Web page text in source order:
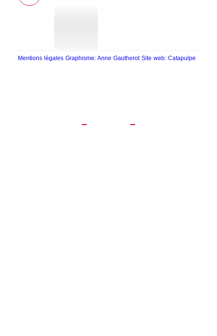
Mentions légalesGraphisme: Anne GautherotSite web: Catapulpe